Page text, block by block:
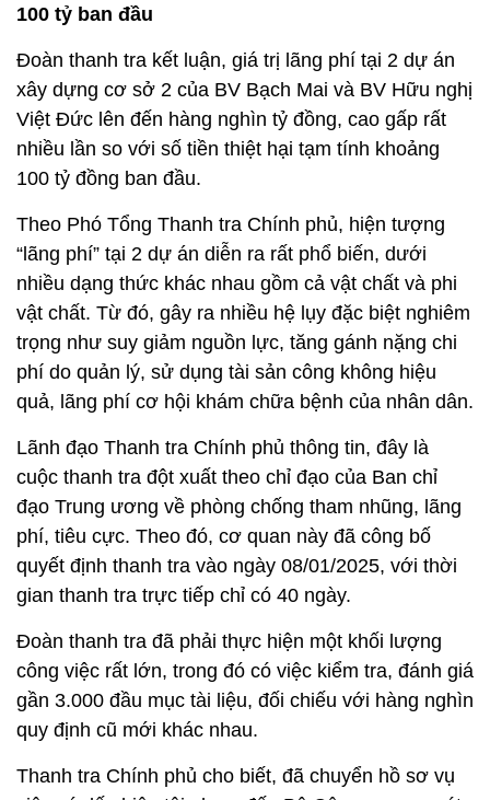
100 tỷ ban đầu
Đoàn thanh tra kết luận, giá trị lãng phí tại 2 dự án
xây dựng cơ sở 2 của BV Bạch Mai và BV Hữu nghị
Việt Đức lên đến hàng nghìn tỷ đồng, cao gấp rất
nhiều lần so với số tiền thiệt hại tạm tính khoảng
100 tỷ đồng ban đầu.
Theo Phó Tổng Thanh tra Chính phủ, hiện tượng
“lãng phí” tại 2 dự án diễn ra rất phổ biến, dưới
nhiều dạng thức khác nhau gồm cả vật chất và phi
vật chất. Từ đó, gây ra nhiều hệ lụy đặc biệt nghiêm
trọng như suy giảm nguồn lực, tăng gánh nặng chi
phí do quản lý, sử dụng tài sản công không hiệu
quả, lãng phí cơ hội khám chữa bệnh của nhân dân.
Lãnh đạo Thanh tra Chính phủ thông tin, đây là
cuộc thanh tra đột xuất theo chỉ đạo của Ban chỉ
đạo Trung ương về phòng chống tham nhũng, lãng
phí, tiêu cực. Theo đó, cơ quan này đã công bố
quyết định thanh tra vào ngày 08/01/2025, với thời
gian thanh tra trực tiếp chỉ có 40 ngày.
Đoàn thanh tra đã phải thực hiện một khối lượng
công việc rất lớn, trong đó có việc kiểm tra, đánh giá
gần 3.000 đầu mục tài liệu, đối chiếu với hàng nghìn
quy định cũ mới khác nhau.
Thanh tra Chính phủ cho biết, đã chuyển hồ sơ vụ